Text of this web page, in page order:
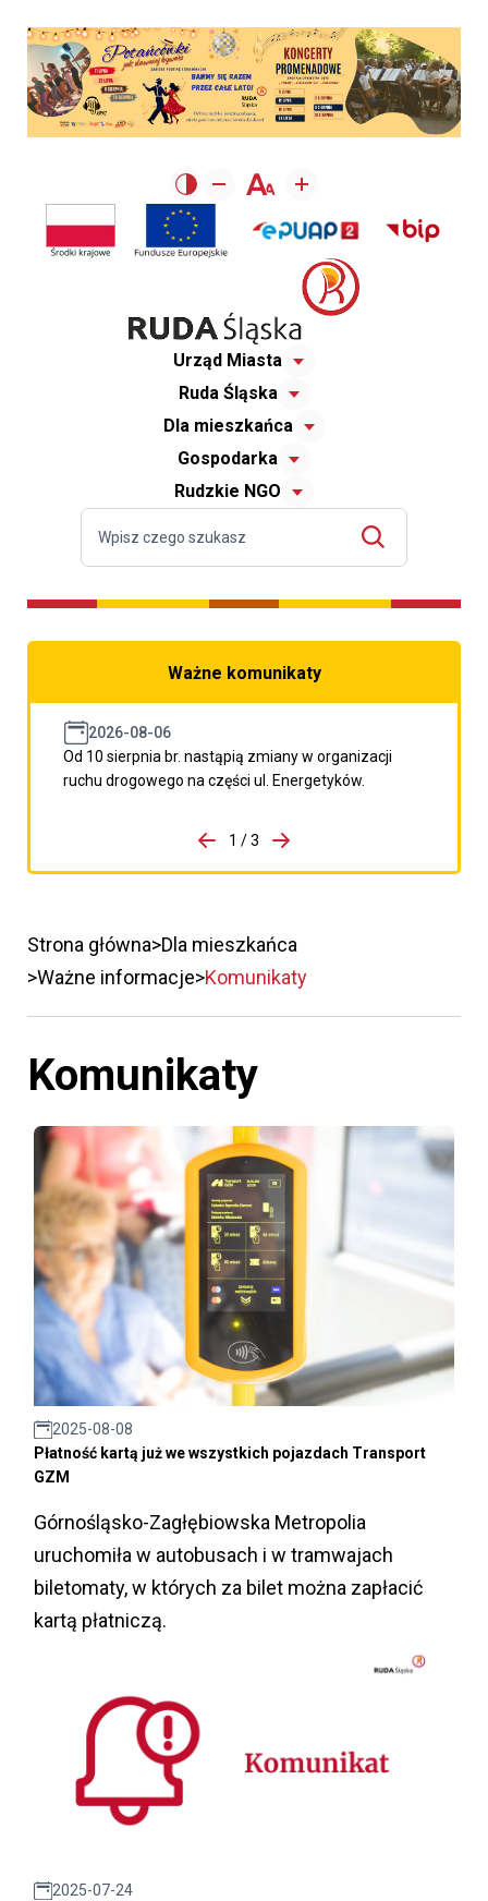
Urząd Miasta
Ruda Śląska
Dla mieszkańca
Gospodarka
Rudzkie NGO
Ważne komunikaty
2026-08-06
Od 10 sierpnia br. nastąpią zmiany w organizacji
ruchu drogowego na części ul. Energetyków.
porzpedniego komunikatu
1 / 3
Przejdź do następnego
Strona główna Dla mieszkańca
Ważne informacje Komunikaty
Komunikaty
2025-08-08
Płatność kartą już we wszystkich pojazdach Transport
GZM
Górnośląsko-Zagłębiowska Metropolia
uruchomiła w autobusach i w tramwajach
biletomaty, w których za bilet można zapłacić
kartą płatniczą.
2025-07-24